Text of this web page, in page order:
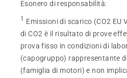
Esonero di responsabilità:
1 Emissioni di scarico (CO2 EU
di CO2 è il risultato di prove
prova fisso in condizioni di
(capogruppo) rappresentante
(famiglia di motori) e non